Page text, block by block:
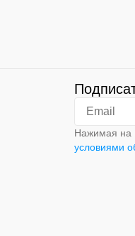
Нажимая на
условиями